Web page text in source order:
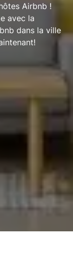
Airbnb !
avec la
dans la ville